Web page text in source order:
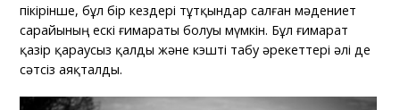
пікірінше, бұл бір кездері тұтқындар салған мәдениет
сарайының ескі ғимараты болуы мүмкін. Бұл ғимарат
қазір қараусыз қалды және кэшті табу әрекеттері әлі де
сәтсіз аяқталды.